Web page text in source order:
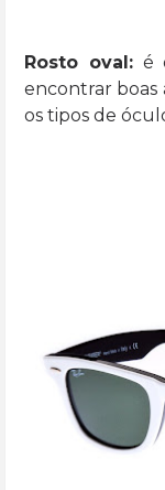
Rosto oval:é
encontrar boas
os tipos de